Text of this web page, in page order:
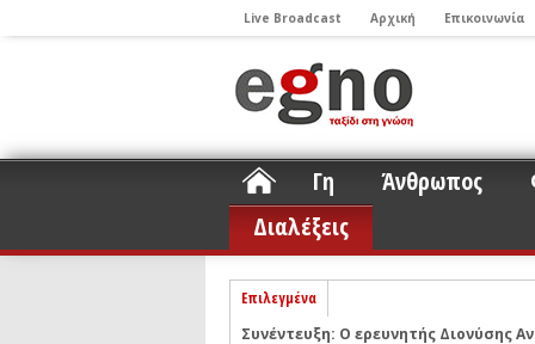
Live Broadcast Αρχική Επικοινωνία
Γη Άνθρωπος
Διαλέξεις
Επιλεγμένα
Συνέντευξη: Ο ερευνητής Διονύσης